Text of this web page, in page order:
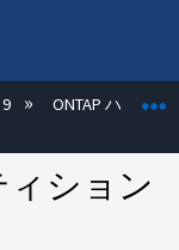
たたむ
ONTAP ハード
ション